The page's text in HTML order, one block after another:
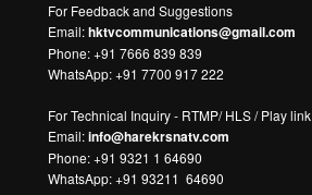
For Feedback and Suggestions
Email:hktvcommunications@gmail.com
Phone: +91 7666 839 839
WhatsApp:+91 7700 917 222
For Technical Inquiry - RTMP/ HLS / Play link
Email:info@harekrsnatv.com
Phone: +91 9321 1 64690
WhatsApp:+91 93211 64690